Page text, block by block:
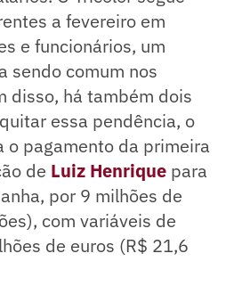
a fevereiro em
e funcionários, um
sendo comum nos
disso, há também dois
essa pendência, o
o pagamento da primeira
de Luiz Henrique para
por 9 milhões de
com variáveis de
de euros (R$ 21,6